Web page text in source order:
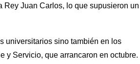
Juan Carlos, lo que supusieron un
universitarios sino también en los
y Servicio, que arrancaron en octubre.